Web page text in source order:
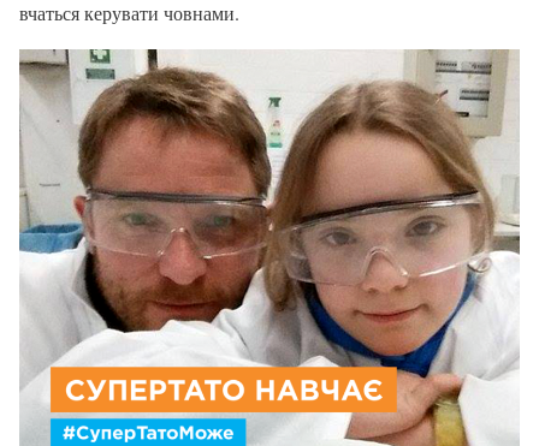
вчаться керувати човнами.